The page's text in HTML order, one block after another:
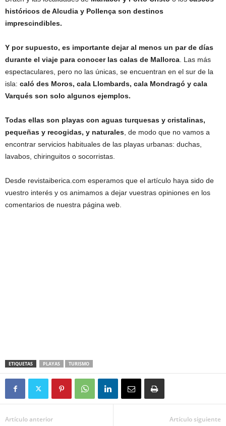
históricos de Alcudia y Pollença son destinos
imprescindibles.
Y por supuesto, es importante dejar al menos un par de días
durante el viaje para conocer las calas de Mallorca . Las más
espectaculares, pero no las únicas, se encuentran en el sur de la
isla: caló des Moros, cala Llombards, cala Mondragó y cala
Varqués son solo algunos ejemplos.
Todas ellas son playas con aguas turquesas y cristalinas,
pequeñas y recogidas, y naturales , de modo que no vamos a
encontrar servicios habituales de las playas urbanas: duchas,
lavabos, chiringuitos o socorristas.
Desde revistaiberica.com esperamos que el artículo haya sido de
vuestro interés y os animamos a dejar vuestras opiniones en los
comentarios de nuestra página web.
ETIQUETAS PLAYAS TURISMO
Artículo anterior Artículo siguiente